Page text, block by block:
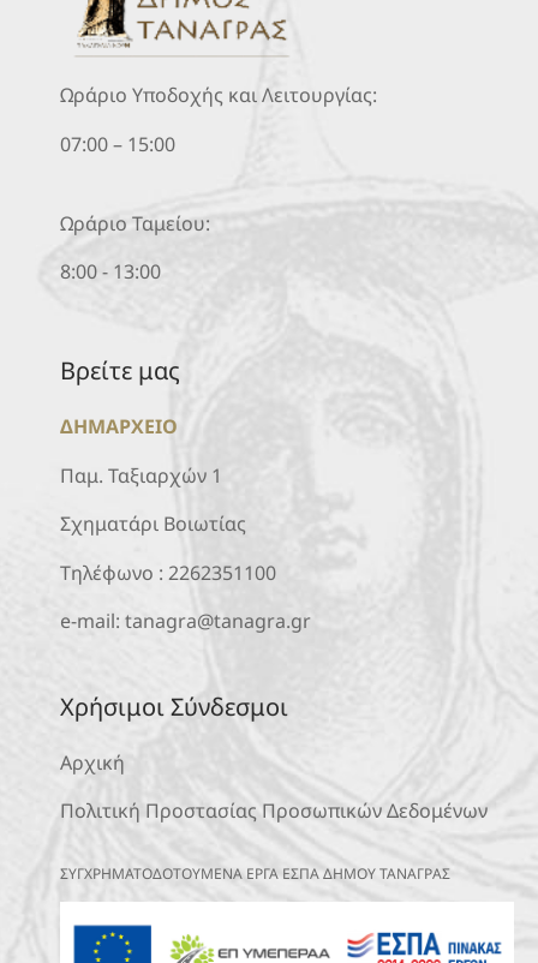
Ωράριο Υποδοχής και Λειτουργίας:
07:00 – 15:00
Ωράριο Ταμείου:
8:00 - 13:00
Βρείτε μας
ΔΗΜΑΡΧΕΙΟ
Παμ. Ταξιαρχών 1
Σχηματάρι Βοιωτίας
Τηλέφωνο : 2262351100
e-mail: tanagra@tanagra.gr
Χρήσιμοι Σύνδεσμοι
Αρχική
Πολιτική Προστασίας Προσωπικών Δεδομένων
ΣΥΓΧΡΗΜΑΤΟΔΟΤΟΥΜΕΝΑ ΕΡΓΑ ΕΣΠΑ ΔΗΜΟΥ ΤΑΝΑΓΡΑΣ